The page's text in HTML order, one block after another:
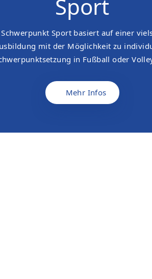
Sport
Schwerpunkt Sport basiert auf einer
mit der Möglichkeit zu
in Fußball oder
Mehr Infos